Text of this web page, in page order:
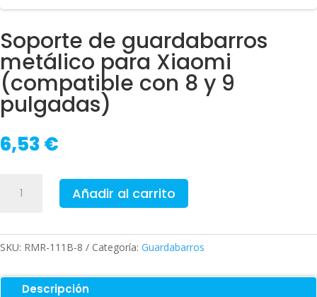
Soporte de guardabarros
metálico para Xiaomi
(compatible con 8 y 9
pulgadas)
6,53€
para
(compatible
Añadir al carrito
SKU: RMR-111B-8 Categoría: Guardabarros
Descripción